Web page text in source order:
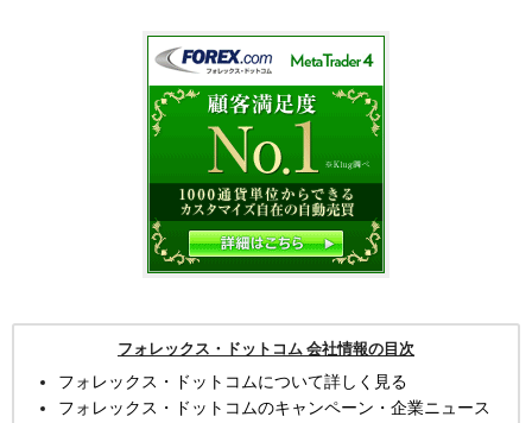
フォレックス・ドットコム 会社情報の目次
フォレックス・ドットコムについて詳しく見る
フォレックス・ドットコムのキャンペーン・企業ニュース